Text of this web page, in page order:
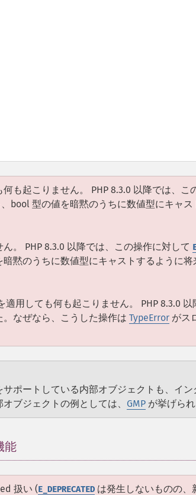
も起こりません。 PHP 8.3.0 以降では、こ
bool 型の値を暗黙のうちに数値型にキャ
。 PHP 8.3.0 以降では、この操作に対して
黙のうちに数値型にキャストするように
用しても何も起こりません。 PHP 8.3.0
なぜなら、こうした操作は TypeError がス
ポートしている内部オブジェクトも、イン
ブジェクトの例としては、 GMP が挙げら
能
扱い (E_DEPRECATED は発生しないものの、